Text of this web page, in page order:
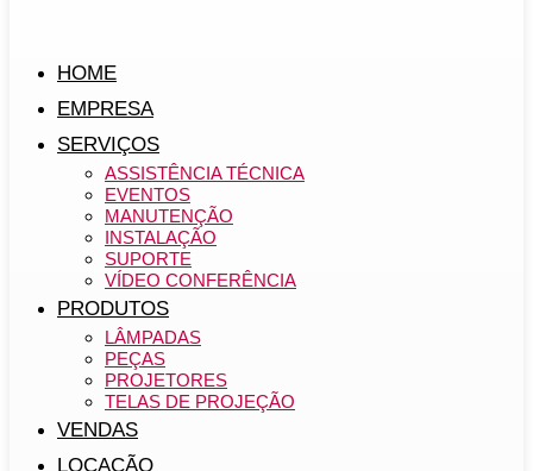
HOME
EMPRESA
SERVIÇOS
ASSISTÊNCIA TÉCNICA
EVENTOS
MANUTENÇÃO
INSTALAÇÃO
SUPORTE
VÍDEO CONFERÊNCIA
PRODUTOS
LÂMPADAS
PEÇAS
PROJETORES
TELAS DE PROJEÇÃO
VENDAS
LOCAÇÃO